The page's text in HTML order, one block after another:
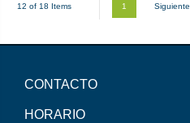
12 of 18 Items 1 Siguiente
CONTACTO
HORARIO